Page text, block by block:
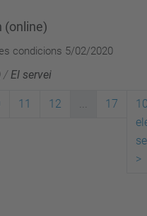
(online)
condicions 5/02/2020
/El servei
11 12 ... 17
>